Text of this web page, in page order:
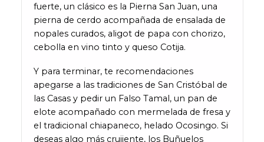
fuerte, un clásico es la Pierna San Juan, una
pierna de cerdo acompañada de ensalada de
nopales curados, aligot de papa con chorizo,
cebolla en vino tinto y queso Cotija.
Y para terminar, te recomendaciones
apegarse a las tradiciones de San Cristóbal de
las Casas y pedir un Falso Tamal, un pan de
elote acompañado con mermelada de fresa y
el tradicional chiapaneco, helado Ocosingo. Si
deseas algo más crujiente, los Buñuelos